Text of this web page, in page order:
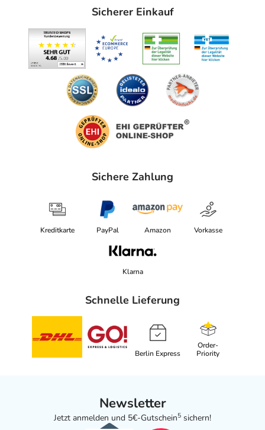
Sicherer Einkauf
Sichere Zahlung
Kreditkarte PayPal Amazon Vorkasse
Klarna
Schnelle Lieferung
Berlin Express
Order-
Priority
Newsletter
Jetzt anmelden und 5€-Gutschein5 sichern!